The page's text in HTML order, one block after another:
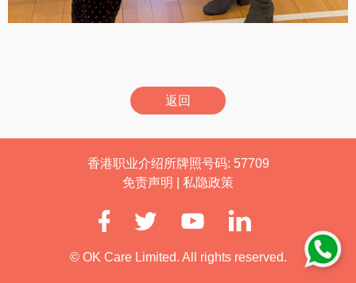
返回
香港职业介绍所牌照号码: 57709
免责声明
私隐政策
© OK Care Limited. All rights reserved.